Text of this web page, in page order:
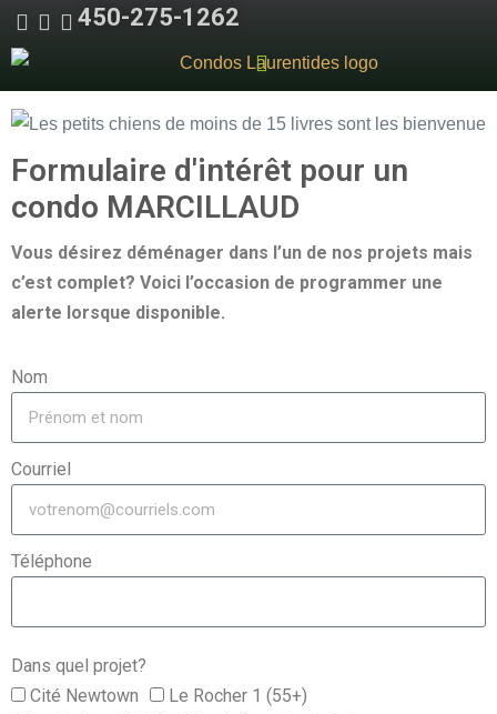
450-275-1262
Formulaire d'intérêt pour un
condo MARCILLAUD
Vous désirez déménager dans l’un de nos projets mais
c’est complet? Voici l’occasion de programmer une
alerte lorsque disponible.
Nom
Courriel
Téléphone
Dans quel projet?
Cité Newtown
Le Rocher 1 (55+)